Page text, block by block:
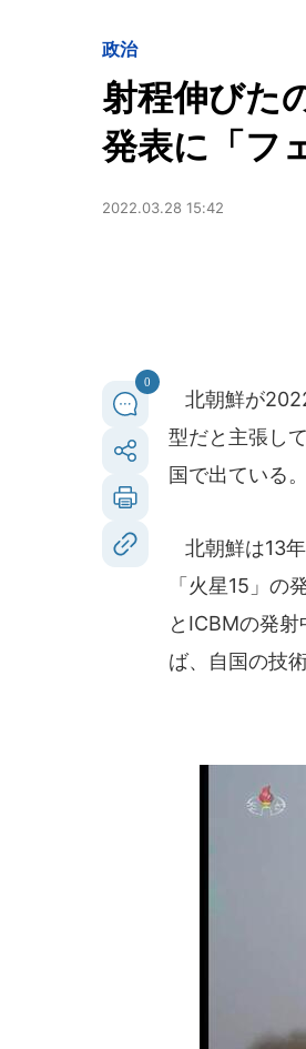
政治
射程伸びた
発表に「フ
2022.03.28 15:42
0
北朝鮮が
型だと主張し
国で出ている。
北朝鮮は13
「火星15」
とICBMの発
ば、自国の技